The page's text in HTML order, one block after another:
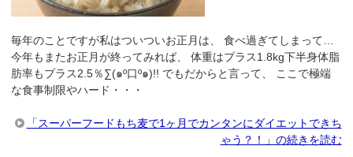
毎年のことですが私はついついお正月は、 食べ過ぎてしまって…
今年もまたお正月が終ってみれば、 体重はプラス1.8kg下半身体脂
肪率もプラス2.5％∑(๑º口º๑)!! でもだからと言って、 ここで極端
な食事制限やハード・・・
「スーパーフードもち麦で1ヶ月でカンタンにダイエットできち
ゃう？！」の続きを読む